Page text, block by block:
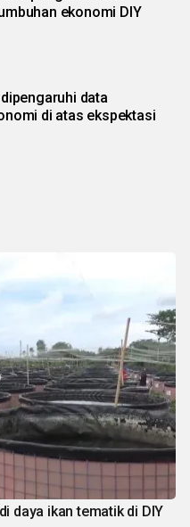
ekonomi DIY
data
di atas ekspektasi
daya ikan tematik di DIY